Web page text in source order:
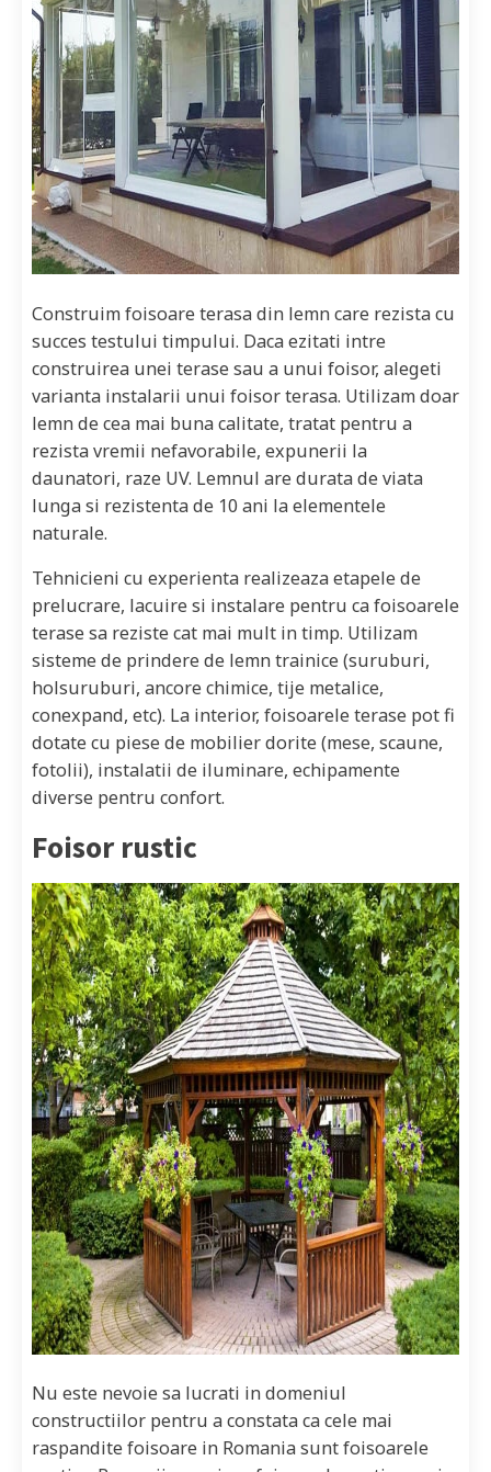
Construim foisoare terasa din lemn care rezista cu
succes testului timpului. Daca ezitati intre
construirea unei terase sau a unui foisor, alegeti
varianta instalarii unui foisor terasa. Utilizam doar
lemn de cea mai buna calitate, tratat pentru a
rezista vremii nefavorabile, expunerii la
daunatori, raze UV. Lemnul are durata de viata
lunga si rezistenta de 10 ani la elementele
naturale.
Tehnicieni cu experienta realizeaza etapele de
prelucrare, lacuire si instalare pentru ca foisoarele
terase sa reziste cat mai mult in timp. Utilizam
sisteme de prindere de lemn trainice (suruburi,
holsuruburi, ancore chimice, tije metalice,
conexpand, etc). La interior, foisoarele terase pot fi
dotate cu piese de mobilier dorite (mese, scaune,
fotolii), instalatii de iluminare, echipamente
diverse pentru confort.
Foisor rustic
Nu este nevoie sa lucrati in domeniul
constructiilor pentru a constata ca cele mai
raspandite foisoare in Romania sunt foisoarele